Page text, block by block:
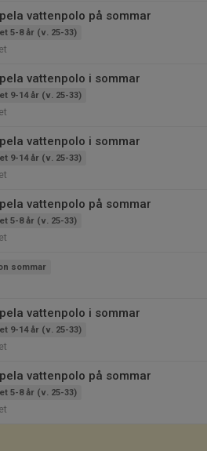
vattenpolo på sommar
5-8 år (v. 25-33)
vattenpolo i sommar
9-14 år (v. 25-33)
vattenpolo i sommar
9-14 år (v. 25-33)
vattenpolo på sommar
5-8 år (v. 25-33)
sommar
vattenpolo i sommar
9-14 år (v. 25-33)
vattenpolo på sommar
5-8 år (v. 25-33)